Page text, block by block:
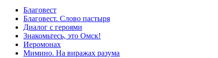
Благовест
Благовест. Слово пастыря
Диалог с героями
Знакомьтесь, это Омск!
Иеромонах
Мимино. На виражах разума